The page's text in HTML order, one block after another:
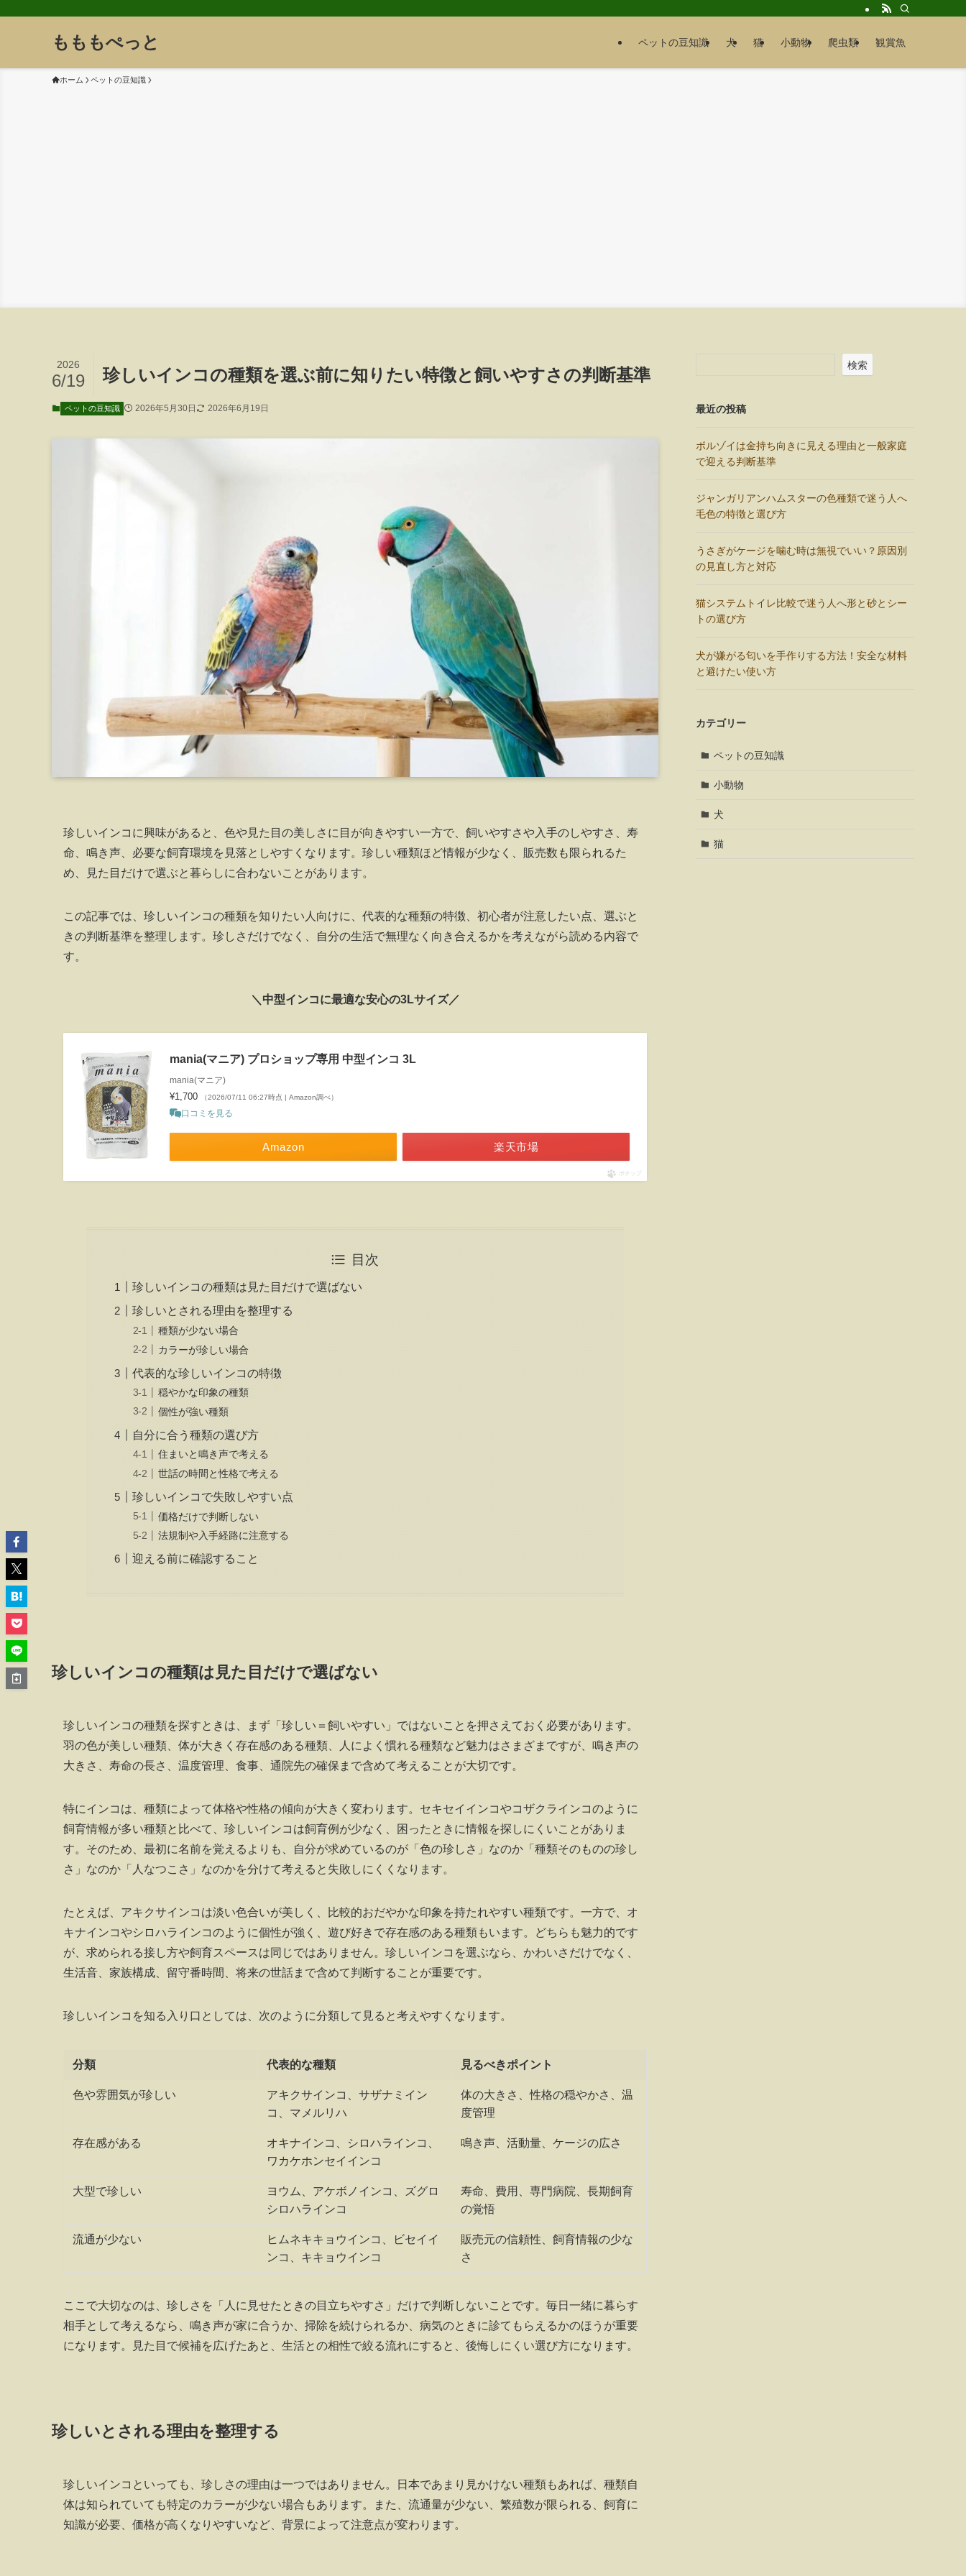
もももぺっと ペットの豆知識 犬 猫 小動物 爬虫類 観賞魚
ホーム ペットの豆知識
珍しいインコの種類を選ぶ前に知りたい特徴と飼いやすさの判断基準
2026
6/19
ペットの豆知識 2026年5月30日 2026年6月19日
珍しいインコに興味があると、色や見た目の美しさに目が向きやすい一方で、飼いやすさや入手のしやすさ、寿
命、鳴き声、必要な飼育環境を見落としやすくなります。珍しい種類ほど情報が少なく、販売数も限られるた
め、見た目だけで選ぶと暮らしに合わないことがあります。
この記事では、珍しいインコの種類を知りたい人向けに、代表的な種類の特徴、初心者が注意したい点、選ぶと
きの判断基準を整理します。珍しさだけでなく、自分の生活で無理なく向き合えるかを考えながら読める内容で
す。
＼中型インコに最適な安心の3Lサイズ／
mania(マニア) プロショップ専用 中型インコ 3L
mania(マニア)
¥1,700 （2026/07/11 06:27時点 | Amazon調べ）
口コミを見る
Amazon 楽天市場
ポチップ
目次
珍しいインコの種類は見た目だけで選ばない
珍しいとされる理由を整理する
種類が少ない場合
カラーが珍しい場合
代表的な珍しいインコの特徴
穏やかな印象の種類
個性が強い種類
自分に合う種類の選び方
住まいと鳴き声で考える
世話の時間と性格で考える
珍しいインコで失敗しやすい点
価格だけで判断しない
法規制や入手経路に注意する
迎える前に確認すること
珍しいインコの種類は見た目だけで選ばない
珍しいインコの種類を探すときは、まず「珍しい＝飼いやすい」ではないことを押さえておく必要があります。
羽の色が美しい種類、体が大きく存在感のある種類、人によく慣れる種類など魅力はさまざまですが、鳴き声の
大きさ、寿命の長さ、温度管理、食事、通院先の確保まで含めて考えることが大切です。
特にインコは、種類によって体格や性格の傾向が大きく変わります。セキセイインコやコザクラインコのように
飼育情報が多い種類と比べて、珍しいインコは飼育例が少なく、困ったときに情報を探しにくいことがありま
す。そのため、最初に名前を覚えるよりも、自分が求めているのが「色の珍しさ」なのか「種類そのものの珍し
さ」なのか「人なつこさ」なのかを分けて考えると失敗しにくくなります。
たとえば、アキクサインコは淡い色合いが美しく、比較的おだやかな印象を持たれやすい種類です。一方で、オ
キナインコやシロハラインコのように個性が強く、遊び好きで存在感のある種類もいます。どちらも魅力的です
が、求められる接し方や飼育スペースは同じではありません。珍しいインコを選ぶなら、かわいさだけでなく、
生活音、家族構成、留守番時間、将来の世話まで含めて判断することが重要です。
珍しいインコを知る入り口としては、次のように分類して見ると考えやすくなります。
分類 代表的な種類 見るべきポイント
色や雰囲気が珍しい
アキクサインコ、サザナミイン
コ、マメルリハ
体の大きさ、性格の穏やかさ、温
度管理
存在感がある
オキナインコ、シロハラインコ、
ワカケホンセイインコ
鳴き声、活動量、ケージの広さ
大型で珍しい
ヨウム、アケボノインコ、ズグロ
シロハラインコ
寿命、費用、専門病院、長期飼育
の覚悟
流通が少ない
ヒムネキキョウインコ、ビセイイ
ンコ、キキョウインコ
販売元の信頼性、飼育情報の少な
さ
ここで大切なのは、珍しさを「人に見せたときの目立ちやすさ」だけで判断しないことです。毎日一緒に暮らす
相手として考えるなら、鳴き声が家に合うか、掃除を続けられるか、病気のときに診てもらえるかのほうが重要
になります。見た目で候補を広げたあと、生活との相性で絞る流れにすると、後悔しにくい選び方になります。
珍しいとされる理由を整理する
珍しいインコといっても、珍しさの理由は一つではありません。日本であまり見かけない種類もあれば、種類自
体は知られていても特定のカラーが少ない場合もあります。また、流通量が少ない、繁殖数が限られる、飼育に
知識が必要、価格が高くなりやすいなど、背景によって注意点が変わります。
検索
最近の投稿
ボルゾイは金持ち向きに見える理由と一般家庭
で迎える判断基準
ジャンガリアンハムスターの色種類で迷う人へ
毛色の特徴と選び方
うさぎがケージを噛む時は無視でいい？原因別
の見直し方と対応
猫システムトイレ比較で迷う人へ形と砂とシー
トの選び方
犬が嫌がる匂いを手作りする方法！安全な材料
と避けたい使い方
カテゴリー
ペットの豆知識
小動物
犬
猫